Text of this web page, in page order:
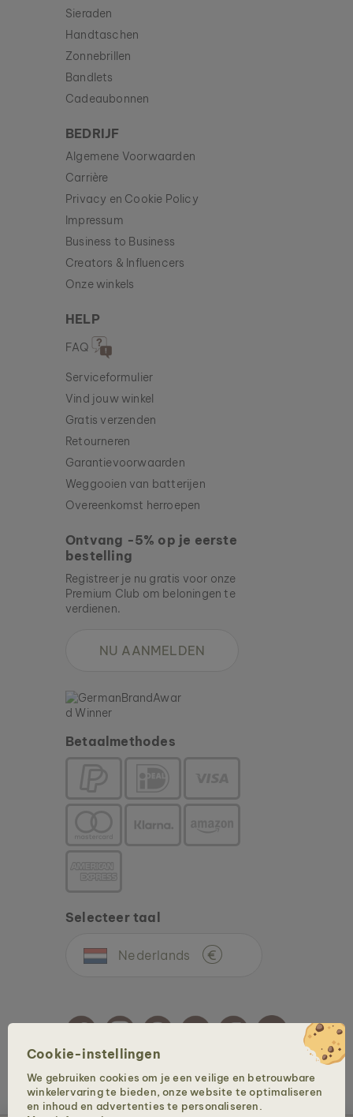
Cookie-instellingen
We gebruiken cookies om je een veilige en betrouwbare
winkelervaring te bieden, onze website te optimaliseren
en inhoud en advertenties te personaliseren.
Sieraden
Handtaschen
Zonnebrillen
Bandlets
Cadeaubonnen
BEDRIJF
Algemene Voorwaarden
Carrière
Privacy en Cookie Policy
Impressum
Business to Business
Creators & Influencers
Onze winkels
HELP
FAQ
Serviceformulier
Vind jouw winkel
Gratis verzenden
Retourneren
Garantievoorwaarden
Weggooien van batterijen
Overeenkomst herroepen
Ontvang -5% op je eerste
bestelling
Registreer je nu gratis voor onze
Premium Club om beloningen te
verdienen.
NU AANMELDEN
Betaalmethodes
Selecteer taal
Nederlands €
Auteursrechten @ 2026 Holzkern - een merkt van Time for Nature GmbH. Alle
rechten voorbehouden.